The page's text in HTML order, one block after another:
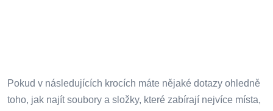
Pokud v následujících krocích máte nějaké dotazy ohledně
toho, jak najít soubory a složky, které zabírají nejvíce místa,